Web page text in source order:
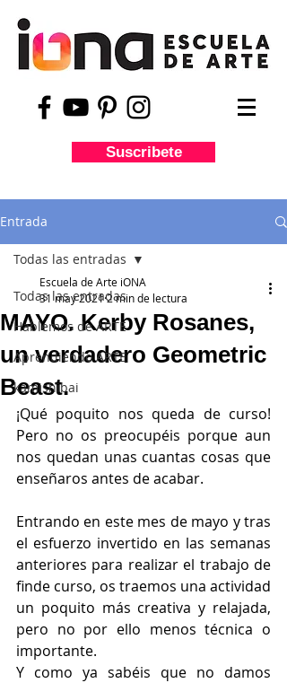
Suscribete
Entrada
Todas las entradas
Hablemos de ARTE
Aprendiendo ARTE
kamishibai
Todas las entradas
MAYO. Kerby Rosanes,
un verdadero Geometric
Beast.
Escuela de Arte iONA
31 may 20212 min de lectura
¡Qué poquito nos queda de curso!
Pero no os preocupéis porque aun
nos quedan unas cuantas cosas que
enseñaros antes de acabar.
Entrando en este mes de mayo y tras
el esfuerzo invertido en las semanas
anteriores para realizar el trabajo de
finde curso, os traemos una actividad
un poquito más creativa y relajada,
pero no por ello menos técnica o
importante.
Y como ya sabéis que no damos